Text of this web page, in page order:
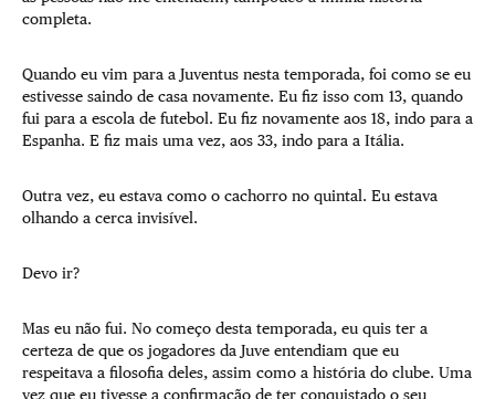
completa.
Quando eu vim para a Juventus nesta temporada, foi como se eu
estivesse saindo de casa novamente. Eu fiz isso com 13, quando
fui para a escola de futebol. Eu fiz novamente aos 18, indo para a
Espanha. E fiz mais uma vez, aos 33, indo para a Itália.
Outra vez, eu estava como o cachorro no quintal. Eu estava
olhando a cerca invisível.
Devo ir?
Mas eu não fui. No começo desta temporada, eu quis ter a
certeza de que os jogadores da Juve entendiam que eu
respeitava a filosofia deles, assim como a história do clube. Uma
vez que eu tivesse a confirmação de ter conquistado o seu